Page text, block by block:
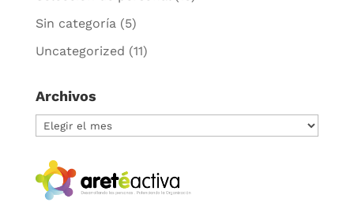
Sin categoría (5)
Uncategorized (11)
Archivos
Archivos